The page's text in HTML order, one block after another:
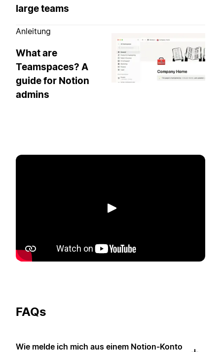
large teams
Anleitung
What are
Teamspaces? A
guide for Notion
admins
Abspielen
FAQs
Wie melde ich mich aus einem Notion-Konto